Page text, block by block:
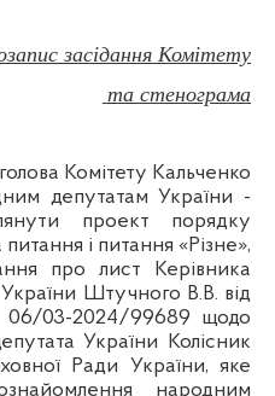
засідання Комітету
та стенограма
Комітету Кальченко
депутатам України -
проект порядку
і питання «Різне»,
про лист
Керівника
Штучного В.В. від
03-2024/99689 щодо
України Колісник
Ради України, яке
народним